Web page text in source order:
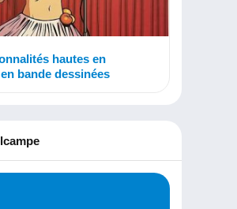
hautes en
bande dessinées